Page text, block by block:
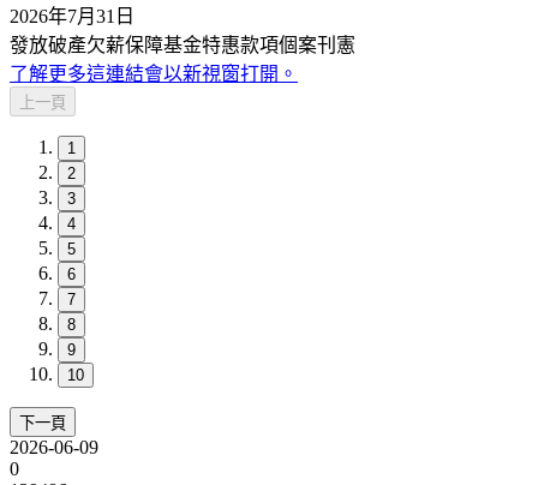
2026年7月31日
發放破產欠薪保障基金特惠款項個案刊憲
了解更多這連結會以新視窗打開。
上一頁
1
2
3
4
5
6
7
8
9
10
下一頁
2026-06-09
0